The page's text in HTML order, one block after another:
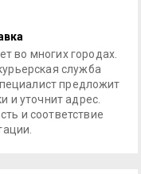
во многих городах.
служба
предложит
и уточнит адрес.
и соответствие